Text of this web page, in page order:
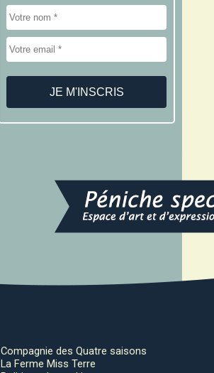
Compagnie des Quatre saisons
La Ferme Miss Terre